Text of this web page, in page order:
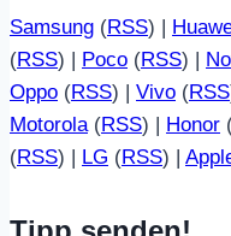
Samsung (RSS) |
(RSS) | Poco (RSS) |
Oppo (RSS) | Vivo (RSS
Motorola(RSS) | Honor
(RSS) | LG (RSS) |